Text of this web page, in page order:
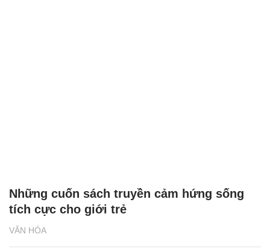
VĂN HÓA
Những cuốn sách truyền cảm hứng sống
tích cực cho giới trẻ